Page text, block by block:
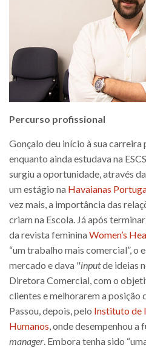
Percurso profissional
Gonçalo deu início à sua
enquanto ainda estudava na
surgiu a oportunidade, através da
um estágio na Havaianas
vez mais, a importância das
criam na Escola. Já após
da revista femininaWomen’s
“um trabalho mais comercial”, o
mercado e dava "inputde ideias
Diretora Comercial, com o
clientes e melhorarem a posição
Passou, depois, pelo Instituto de
Humanos, onde desempenhou a
manager. Embora tenha sido